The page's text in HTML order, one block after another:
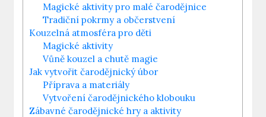
Magické aktivity pro malé čarodějnice
Tradiční pokrmy a občerstvení
Kouzelná atmosféra pro děti
Magické aktivity
Vůně kouzel a chutě⁢ magie
Jak vytvořit čarodějnický úbor
Příprava a materiály
Vytvoření⁤ čarodějnického klobouku
Zábavné​ čarodějnické hry a aktivity